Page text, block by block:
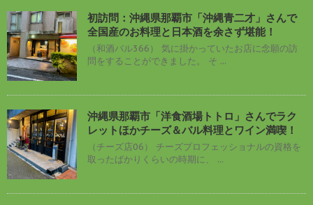
初訪問：沖縄県那覇市「沖縄青二才」さんで
全国産のお料理と日本酒を余さず堪能！
（和酒バル366） 気に掛かっていたお店に念願の訪
問をすることができました。 そ ...
沖縄県那覇市「洋食酒場トトロ」さんでラク
レットほかチーズ＆バル料理とワイン満喫！
（チーズ店06） チーズプロフェッショナルの資格を
取ったばかりくらいの時期に、 ...